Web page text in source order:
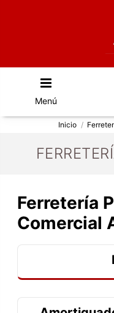
Menú
Inicio
Ferretería
Comercial